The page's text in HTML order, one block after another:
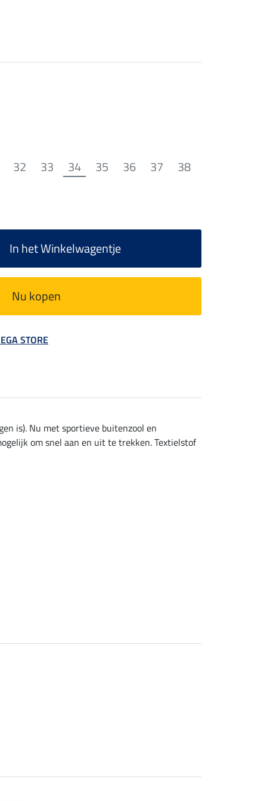
32 33 34 35 36 37 38
In het Winkelwagentje
Nu kopen
STORE
is). Nu met sportieve buitenzool en
om snel aan en uit te trekken. Textielstof